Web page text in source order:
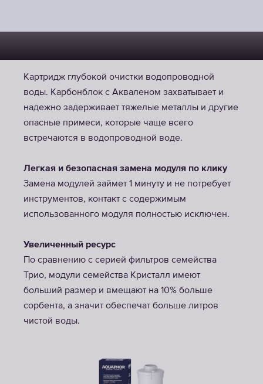
Картридж глубокой очистки водопроводной
воды. Карбонблок с Акваленом захватывает и
надежно задерживает тяжелые металлы и другие
опасные примеси, которые чаще всего
встречаются в водопроводной воде.
Легкая и безопасная замена модуля по клику
Замена модулей займет 1 минуту и не потребует
инструментов, контакт с содержимым
использованного модуля полностью исключен.
Увеличенный ресурс
По сравнению с серией фильтров семейства
Трио, модули семейства Кристалл имеют
больший размер и вмещают на 10% больше
сорбента, а значит обеспечат больше литров
чистой воды.